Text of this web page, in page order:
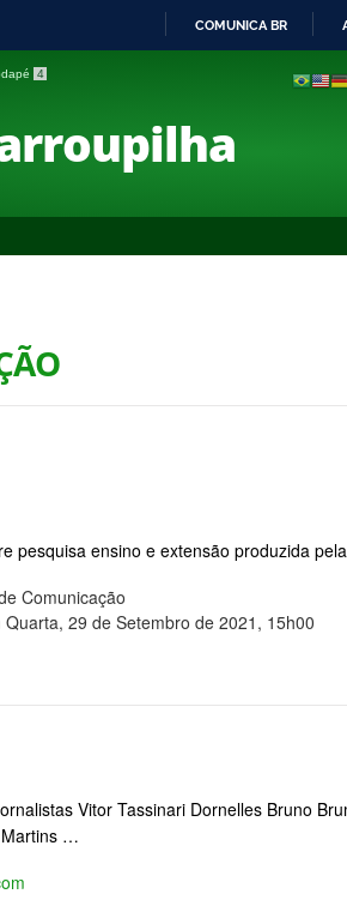
PARA
COMUNICA BR
4
pesquisa ensino e extensão produzida
Comunicação
29 de Setembro de 2021, 15h00
Vitor Tassinari Dornelles Bruno
Martins …